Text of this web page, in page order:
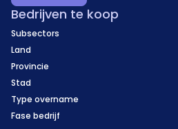
Bedrijven te koop
Subsectors
Land
Provincie
Stad
Type overname
Fase bedrijf